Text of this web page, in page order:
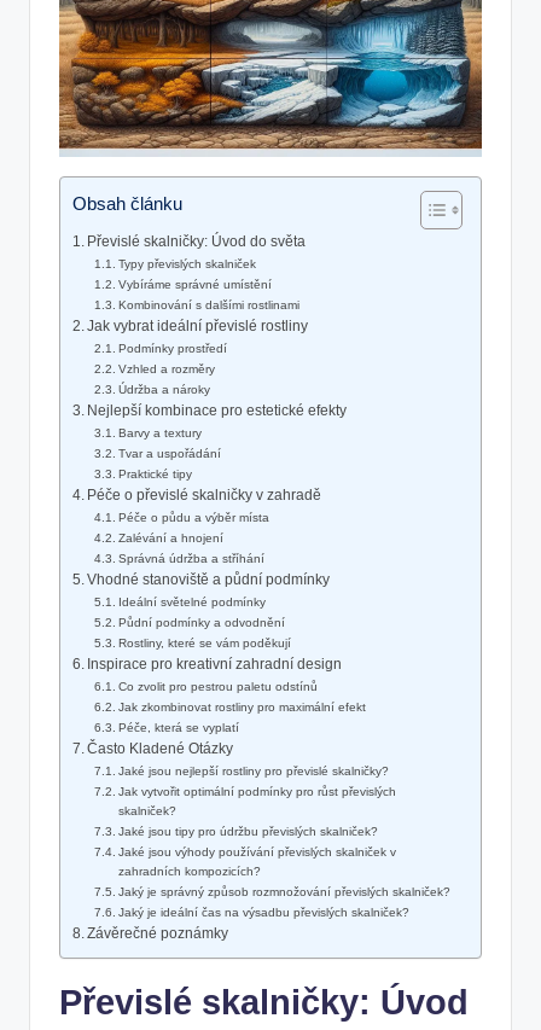
Obsah článku
Převislé skalničky: Úvod do světa
Typy převislých skalniček
Vybíráme správné umístění
Kombinování s dalšími rostlinami
Jak vybrat ideální převislé rostliny
Podmínky prostředí
Vzhled a rozměry
Údržba a nároky
Nejlepší kombinace pro estetické efekty
Barvy a textury
Tvar a uspořádání
Praktické tipy
Péče o převislé skalničky v zahradě
Péče o půdu a výběr místa
Zalévání a hnojení
Správná údržba a stříhání
Vhodné stanoviště a půdní podmínky
Ideální světelné podmínky
Půdní podmínky a odvodnění
Rostliny, které se vám poděkují
Inspirace pro kreativní zahradní design
Co zvolit pro pestrou paletu odstínů
Jak zkombinovat rostliny pro maximální efekt
Péče, která se vyplatí
Často Kladené Otázky
Jaké jsou nejlepší rostliny pro převislé skalničky?
Jak vytvořit optimální podmínky pro růst převislých
skalniček?
Jaké jsou tipy pro údržbu převislých skalniček?
Jaké jsou výhody používání převislých skalniček v
zahradních kompozicích?
Jaký je správný způsob rozmnožování převislých skalniček?
Jaký je ideální čas na výsadbu převislých skalniček?
Závěrečné poznámky
Převislé skalničky: Úvod